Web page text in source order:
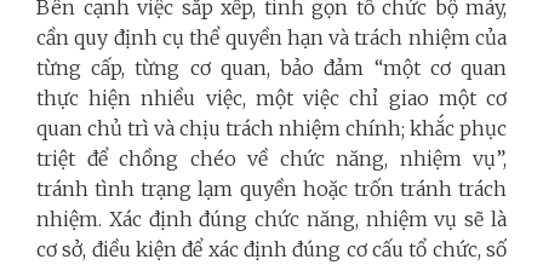
Bên cạnh việc sắp xếp, tinh gọn tổ chức bộ máy,
cần quy định cụ thể quyền hạn và trách nhiệm của
từng cấp, từng cơ quan, bảo đảm “một cơ quan
thực hiện nhiều việc, một việc chỉ giao một cơ
quan chủ trì và chịu trách nhiệm chính; khắc phục
triệt để chồng chéo về chức năng, nhiệm vụ”,
tránh tình trạng lạm quyền hoặc trốn tránh trách
nhiệm. Xác định đúng chức năng, nhiệm vụ sẽ là
cơ sở, điều kiện để xác định đúng cơ cấu tổ chức, số